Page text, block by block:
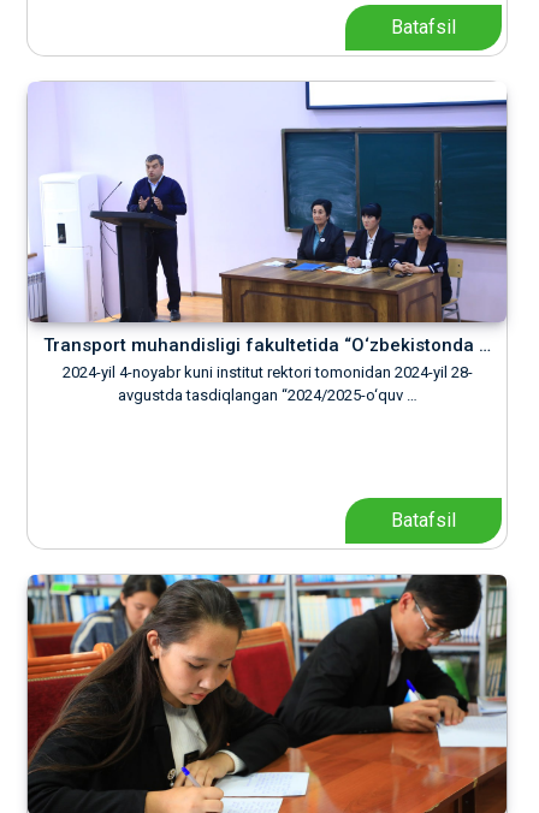
Batafsil
Transport muhandisligi fakultetida “O‘zbekistonda …
2024-yil 4-noyabr kuni institut rektori tomonidan 2024-yil 28-
avgustda tasdiqlangan “2024/2025-o‘quv …
Batafsil